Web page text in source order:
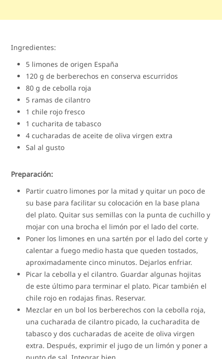
Ingredientes:
5 limones de origen España
120 g de berberechos en conserva escurridos
80 g de cebolla roja
5 ramas de cilantro
1 chile rojo fresco
1 cucharita de tabasco
4 cucharadas de aceite de oliva virgen extra
Sal al gusto
Preparación:
Partir cuatro limones por la mitad y quitar un poco de
su base para facilitar su colocación en la base plana
del plato. Quitar sus semillas con la punta de cuchillo y
mojar con una brocha el limón por el lado del corte.
Poner los limones en una sartén por el lado del corte y
calentar a fuego medio hasta que queden tostados,
aproximadamente cinco minutos. Dejarlos enfriar.
Picar la cebolla y el cilantro. Guardar algunas hojitas
de este último para terminar el plato. Picar también el
chile rojo en rodajas finas. Reservar.
Mezclar en un bol los berberechos con la cebolla roja,
una cucharada de cilantro picado, la cucharadita de
tabasco y dos cucharadas de aceite de oliva virgen
extra. Después, exprimir el jugo de un limón y poner a